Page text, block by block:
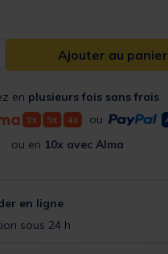
Ajouter au panier
en plusieurs fois sans frais
ou
ou en 10x avec Alma
en ligne
sous 24 h